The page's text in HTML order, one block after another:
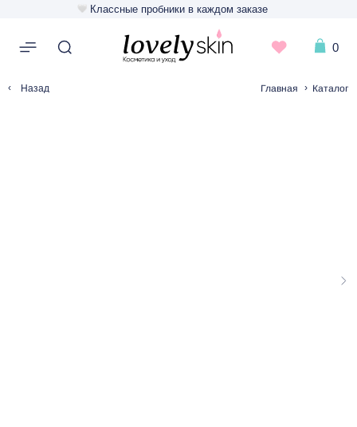
Классные пробники в каждом заказе
Назад Главная › Каталог
‹